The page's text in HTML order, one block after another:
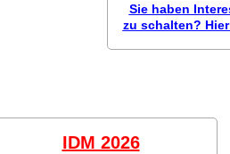
Sie haben
zu schalten?
IDM 2026